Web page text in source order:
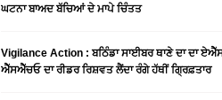
ਘਟਨਾ ਬਾਅਦ ਬੱਚਿਆਂ ਦੇ ਮਾਪੇ ਚਿੰਤਤ
Vigilance Action : ਬਠਿੰਡਾ ਸਾਈਬਰ ਥਾਣੇ ਦਾ ਦਾ
ਐੱਸਐੱਚਓ ਦਾ ਰੀਡਰ ਰਿਸ਼ਵਤ ਲੈਂਦਾ ਰੰਗੇ ਹੱਥੀਂ ਗ੍ਰਿਫ਼ਤਾਰ